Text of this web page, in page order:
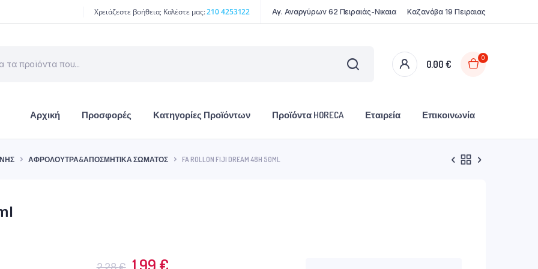
Χρειάζεστε βοήθεια; Καλέστε μας:210 4253122 Αγ. Αναργύρων 62 Πειραιάς-Νικαια Καζανόβα 19 Πειραιας
0.00€
0
Αρχική Προσφορές Κατηγορίες Προϊόντων Προϊόντα HORECA Εταιρεία Επικοινωνία
ΑΦΡΌΛΟΥΤΡΑ&ΑΠΟΣΜΗΤΙΚΆ ΣΏΜΑΤΟΣ FA ROLLON FIJI DREAM 48H 50ML
OriginalΗ